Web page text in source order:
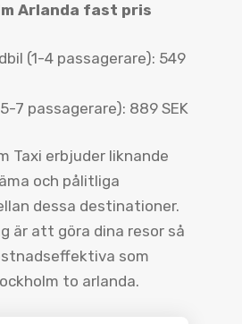
Arlanda fast pris
(1-4 passagerare): 549
7 passagerare): 889 SEK
Taxi erbjuder liknande
och pålitliga
dessa destinationer.
är att göra dina resor så
som
to arlanda.